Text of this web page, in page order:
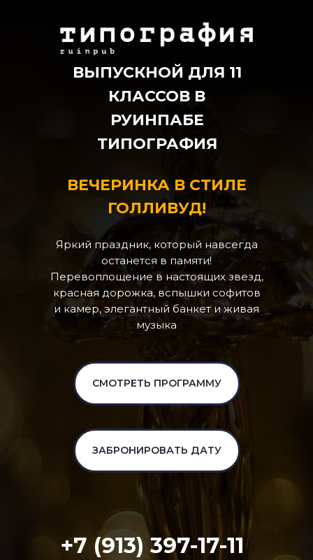
СМОТРЕТЬ ПРОГРАММУ
ВЫПУСКНОЙ ДЛЯ 11
КЛАССОВ В
РУИНПАБЕ
ТИПОГРАФИЯ
ЗАБРОНИРОВАТЬ ДАТУ
ВЕЧЕРИНКА В СТИЛЕ
ГОЛЛИВУД!
Яркий праздник, который навсегда
останется в памяти!
Перевоплощение в настоящих звезд,
красная дорожка, вспышки софитов
и камер, элегантный банкет и живая
музыка
+7 (913) 397-17-11